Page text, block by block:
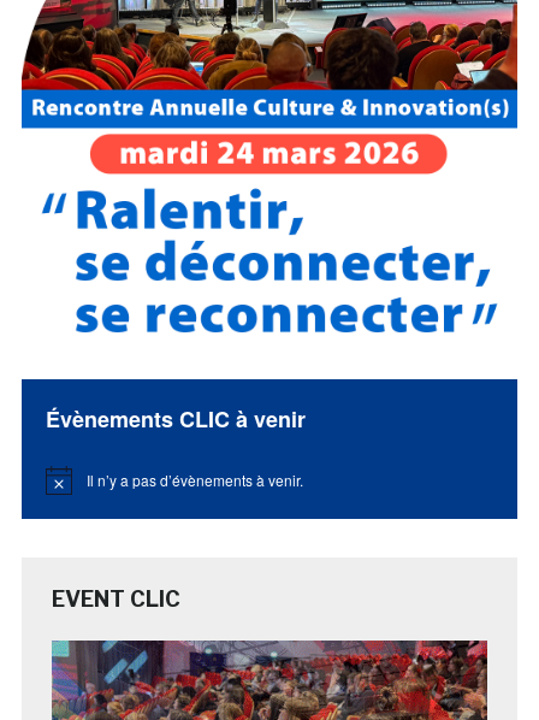
Évènements CLIC à venir
Notice Il n’y a pas d’évènements à venir.
EVENT CLIC